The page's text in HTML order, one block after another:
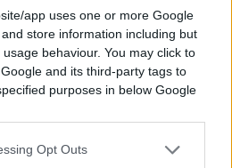
app uses one or more Google
store information including but
behaviour. You may click to
and its third-party tags to
purposes in below Google
Opt Outs
più che
terreno di scontro tra
Con una cautela in più
di controllo dovrebbe
l’efficienza, ma anche
di chi controlla dipende